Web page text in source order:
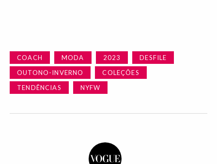
COACH MODA 2023
DESFILE
OUTONO-INVERNO
COLEÇÕES
TENDÊNCIAS
NYFW